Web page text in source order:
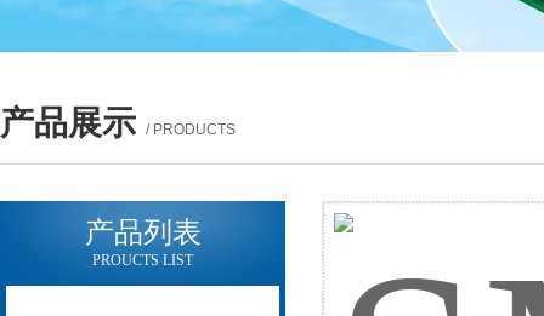
产品展示 / PRODUCTS
产品列表
PROUCTS LIST